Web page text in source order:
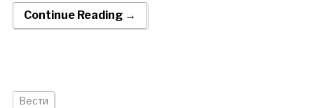
Continue Reading →
Вести